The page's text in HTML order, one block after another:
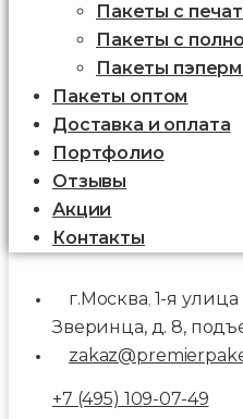
Пакеты c
Пакеты с
Пакеты
Пакеты оптом
Доставка и оплата
Портфолио
Отзывы
Акции
Контакты
г.Москва 1-я
Зверинца, д. 8,
+7 (495) 109-07-49